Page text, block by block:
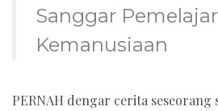
Sanggar
Kemanusiaan
PERNAH dengar cerita seseorang